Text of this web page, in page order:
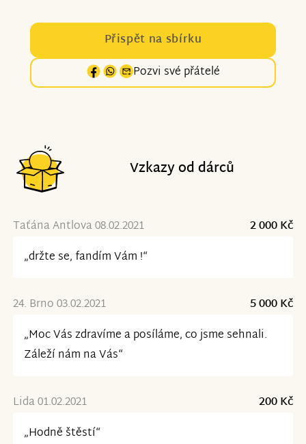
Přispět na sbírku
Pozvi své přátelé
Vzkazy od dárců
Taťána Antlova 08.02.2021
2 000 Kč
„držte se, fandím Vám !“
24. Brno 03.02.2021
5 000 Kč
„Moc Vás zdravíme a posíláme, co jsme sehnali.
Záleží nám na Vás“
Lida 01.02.2021
200 Kč
„Hodně štěstí“